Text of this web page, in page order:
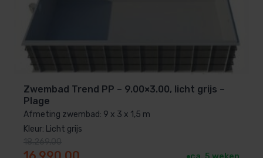
Zwembad Trend PP – 9.00×3.00, licht grijs –
Plage
Afmeting zwembad: 9 x 3 x 1,5 m
Kleur: Licht grijs